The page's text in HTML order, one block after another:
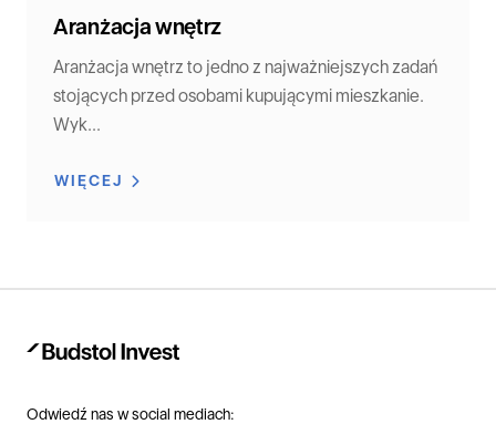
Aranżacja wnętrz
Aranżacja wnętrz to jedno z najważniejszych zadań
stojących przed osobami kupującymi mieszkanie.
Wyk...
WIĘCEJ
Odwiedź nas w social mediach: